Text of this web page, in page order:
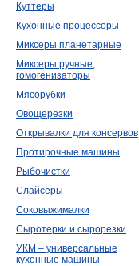
Куттеры
Кухонные процессоры
Миксеры планетарные
Миксеры ручные,
гомогенизаторы
Мясорубки
Овощерезки
Открывалки для консервов
Протирочные машины
Рыбочистки
Слайсеры
Соковыжималки
Сыротерки и сырорезки
УКМ – универсальные
кухонные машины